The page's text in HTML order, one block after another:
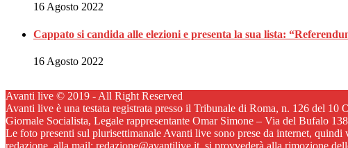
16 Agosto 2022
Cappato si candida alle elezioni e presenta la sua lista:
16 Agosto 2022
Avanti live © 2019 - All Right Reserved
Avanti live è una testata registrata presso il Tribunale di Roma, n. 126 del 10
Giornale Socialista, Legale rappresentante Omar Simone – Via del Bufalo
Le foto presenti sul plurisettimanale Avanti live sono prese da internet,
redazione, alla mail: redazione@avantilive.it, si provvederà alla rimozione